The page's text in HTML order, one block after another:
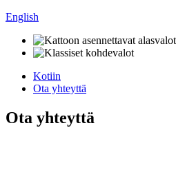
English
Kotiin
Ota yhteyttä
Ota yhteyttä